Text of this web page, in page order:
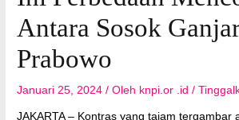
Antara Sosok
Prabowo
Januari 25, 2024 / Oleh knpi.or .id /
JAKARTA – Kontras yang tajam tergambar